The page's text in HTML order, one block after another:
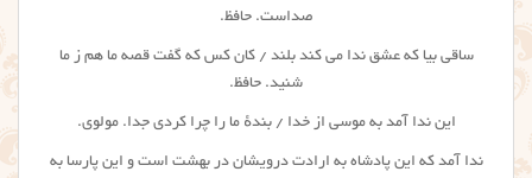
صداست. حافظ.
ساقی بیا که عشقندا می کند بلند / کان کس که گفت قصه ما هم ز ما
شنید. حافظ.
این ندا آمد به موسی از خدا / بندهٔ ما را چرا کردی جدا. مولوی.
ندا آمد که این پادشاه به ارادت درویشان در بهشت است و این پارسا به